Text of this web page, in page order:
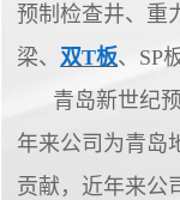
预制检查井、重
梁、 双T板、SP
青岛新世纪
年来公司为青岛
贡献，近年来公